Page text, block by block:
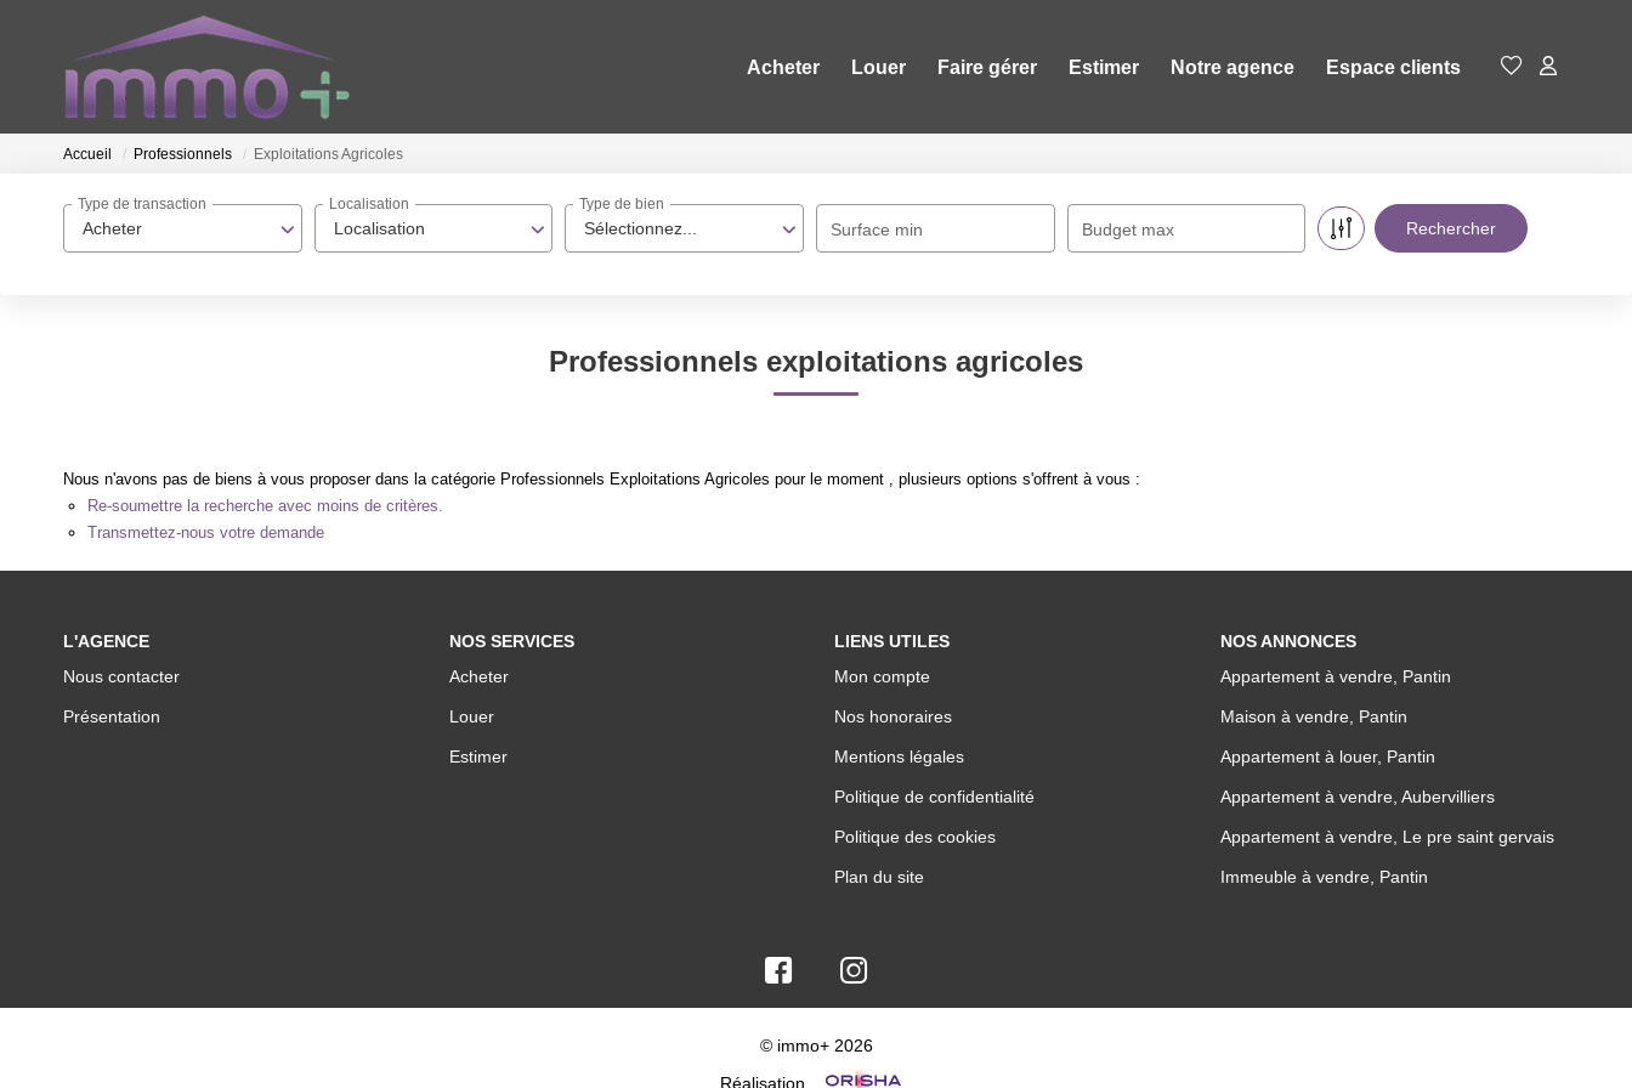
Acheter Louer Faire gérer Estimer Notre agence Espace clients
Accueil Professionnels Exploitations Agricoles
Acheter
Type de transaction
Localisation
Localisation
Sélectionnez...
Type de bien
Surface min Budget max
Professionnels exploitations agricoles
Nous n'avons pas de biens à vous proposer dans la catégorie Professionnels Exploitations Agricoles pour le moment , plusieurs options s'offrent à vous :
Re-soumettre la recherche avec moins de critères.
Transmettez-nous votre demande
L'AGENCE
Nous contacter
Présentation
NOS SERVICES
Acheter
Louer
Estimer
LIENS UTILES
Mon compte
Nos honoraires
Mentions légales
Politique de confidentialité
Politique des cookies
Plan du site
NOS ANNONCES
Appartement à vendre, Pantin
Maison à vendre, Pantin
Appartement à louer, Pantin
Appartement à vendre, Aubervilliers
Appartement à vendre, Le pre saint gervais
Immeuble à vendre, Pantin
© immo+ 2026
Réalisation